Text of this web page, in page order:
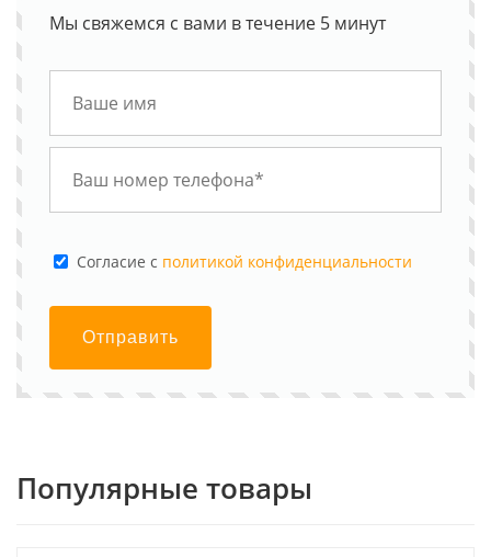
Мы свяжемся с вами в течение 5 минут
Cогласие с политикой конфиденциальности
Отправить
Популярные товары